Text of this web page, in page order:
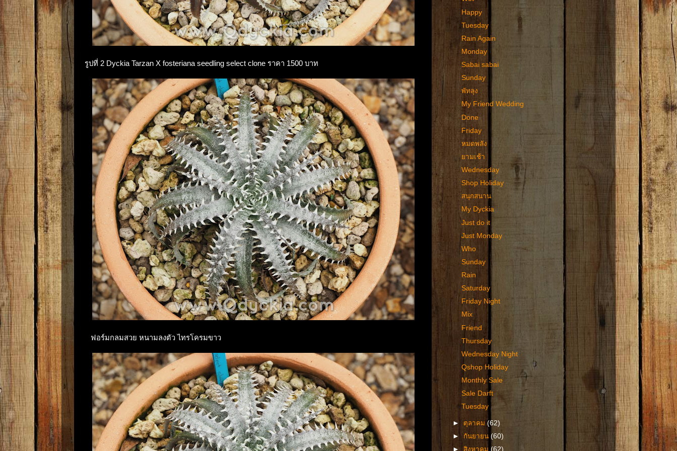
รูปที่ 2 Dyckia Tarzan X fosteriana seedling select clone ราคา 1500 บาท
ฟอร์มกลมสวย หนามลงตัว ไทรโครมขาว
Happy
Tuesday
Rain Again
Monday
Sabai sabai
Sunday
พัทลุง
My Friend Wedding
Done
Friday
หมดพลัง
ยามเช้า
Wednesday
Shop Holiday
สนุกสนาน
My Dyckia
Just do it
Just Monday
Who
Sunday
Rain
Saturday
Friday Night
Mix
Friend
Thursday
Wednesday Night
Qshop Holiday
Monthly Sale
Sale Darft
Tuesday
► ตุลาคม(62)
► กันยายน(60)
►สิงหาคม (62)